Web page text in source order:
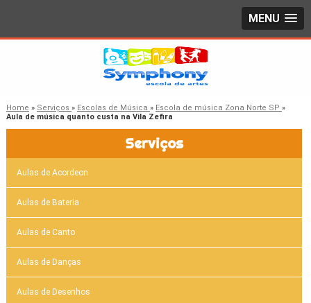
MENU
Home » Serviços » Escolas de Música » Escola de música Zona Norte SP »
Aula de música quanto custa na Vila Zefira
Serviços
Aulas de Acordeon
Aulas de Bateria
Aulas de Canto
Aulas de Danças
Aulas de Desenhos